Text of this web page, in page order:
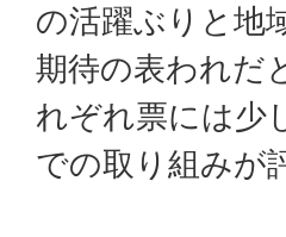
の活躍ぶりと地
期待の表われだ
れぞれ票には少
での取り組みが